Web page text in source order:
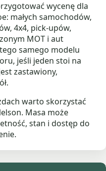
wycenę dla
małych samochodów,
4x4, pick-upów,
MOT i aut
samego modelu
jeśli jeden stoi na
zastawiony,
warto skorzystać
Masa może
stan i dostęp do